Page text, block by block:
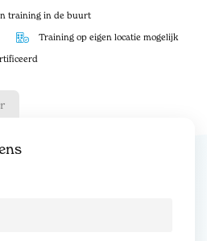
training in de buurt
Training op eigen locatie mogelijk